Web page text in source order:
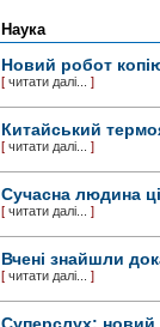
Наука
Новий робот
[ читати далі... ]
Китайський
[ читати далі... ]
Сучасна людина
[ читати далі... ]
Вчені знайшли
[ читати далі... ]